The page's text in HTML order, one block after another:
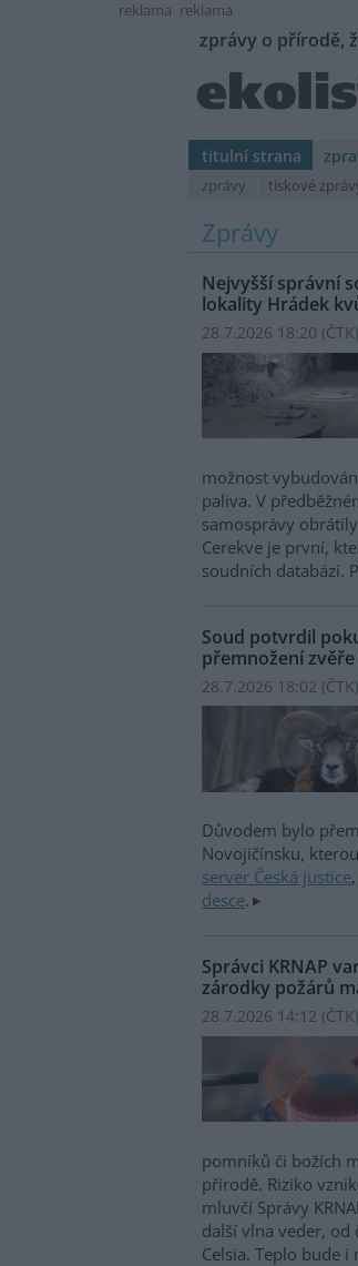
reklama reklama
zprávy o přírodě,
titulní strana
zprávy tiskové
Zprávy
Nejvyšší správní
lokality Hrádek
28.7.2026 18:20 (ČTK)
možnost
paliva. V
samosprávy
Cerekve je první,
soudních databází.
Soud potvrdil
přemnožení
28.7.2026 18:02 (ČTK)
Důvodem bylo
Novojičínsku,
server Česká justice
desce.
Správci KRNAP
zárodky požárů
28.7.2026 14:12 (ČTK)
pomníků či božích
přírodě. Riziko
mluvčí Správy
další vlna veder,
Celsia. Teplo bude